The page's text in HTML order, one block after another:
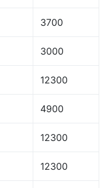
3700
3000
12300
4900
12300
12300